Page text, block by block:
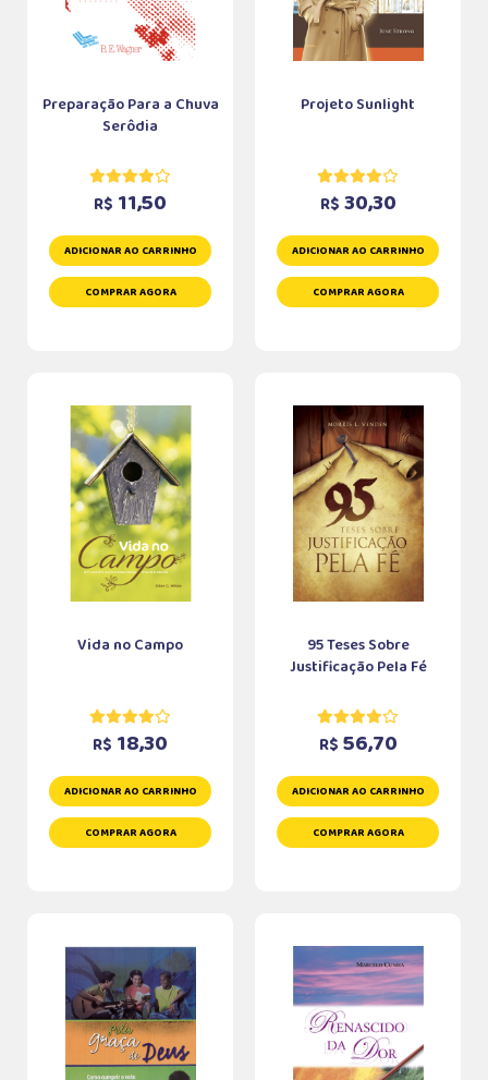
Preparação Para a Chuva
Serôdia
R$ 11,50
ADICIONAR AO CARRINHO
COMPRAR AGORA
Projeto Sunlight
R$ 30,30
ADICIONAR AO CARRINHO
COMPRAR AGORA
Vida no Campo
R$ 18,30
ADICIONAR AO CARRINHO
COMPRAR AGORA
95 Teses Sobre
Justificação Pela Fé
R$ 56,70
ADICIONAR AO CARRINHO
COMPRAR AGORA